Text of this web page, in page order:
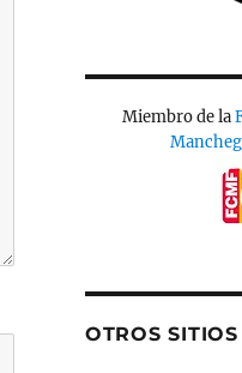
Miembro de la
OTROS